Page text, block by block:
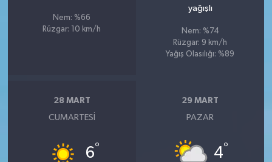
Nem: %66
Rüzgar: 10 km/h
yağışlı
Nem: %74
Rüzgar: 9 km/h
Yağış Olasılığı: %89
28 MART
CUMARTESI
6°
29 MART
PAZAR
4°